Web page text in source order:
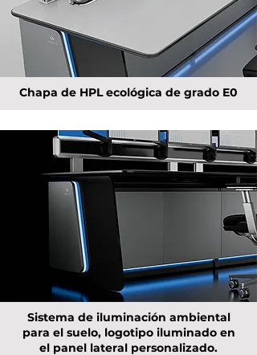
Chapa de HPL ecológica de grado E0
Sistema de iluminación ambiental
para el suelo, logotipo iluminado en
el panel lateral personalizado.